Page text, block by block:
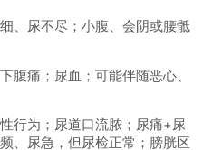
尿不尽；小腹、会阴或腰骶
痛；尿血；可能伴随恶心、
为；尿道口流脓；尿痛+尿
、尿急，但尿检正常；膀胱区